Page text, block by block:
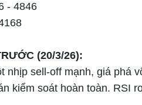
- 4846
(20/3/26):
nhịp sell-off mạnh, giá phá
kiểm soát hoàn toàn. RSI